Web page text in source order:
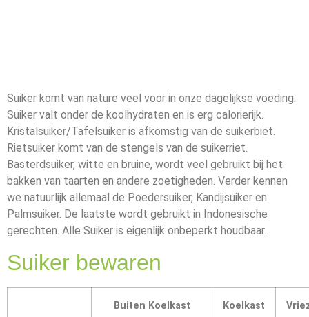
Suiker komt van nature veel voor in onze dagelijkse voeding.
Suiker valt onder de koolhydraten en is erg calorierijk.
Kristalsuiker/Tafelsuiker is afkomstig van de suikerbiet.
Rietsuiker komt van de stengels van de suikerriet.
Basterdsuiker, witte en bruine, wordt veel gebruikt bij het
bakken van taarten en andere zoetigheden. Verder kennen
we natuurlijk allemaal de Poedersuiker, Kandijsuiker en
Palmsuiker. De laatste wordt gebruikt in Indonesische
gerechten. Alle Suiker is eigenlijk onbeperkt houdbaar.
Suiker bewaren
Buiten Koelkast Koelkast